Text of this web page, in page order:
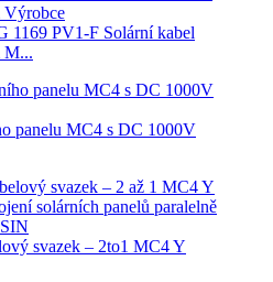
1169 PV1-F Solární kabel
M...
panelu MC4 s DC 1000V
svazek – 2to1 MC4 Y